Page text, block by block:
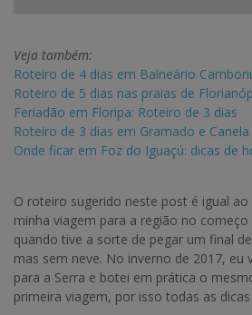
Veja também:
Roteiro de 4 dias em Balneário
Roteiro de 5 dias nas praias de
Feriadão em Floripa: Roteiro de 3 dias
Roteiro de 3 dias em Gramado e Canela
Onde ficar em Foz do Iguaçú: dicas de
O roteiro sugerido neste post é igual ao
minha viagem para a região no
quando tive a sorte de pegar um final
mas sem neve. No inverno de 2017, eu
para a Serra e botei em prática o
primeira viagem, por isso todas as